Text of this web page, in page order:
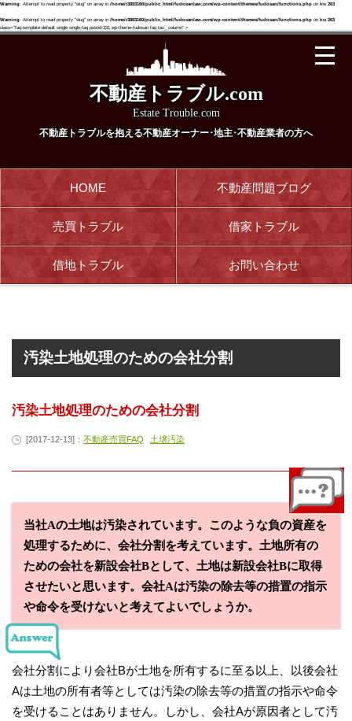
Warning: Attempt to read property "slug" on array in /home/r3893160/public_html/fudosanlaw.com/wp-content/themes/fudosan/functions.php on line 263
Warning: Attempt to read property "slug" on array in /home/r3893160/public_html/fudosanlaw.com/wp-content/themes/fudosan/functions.php on line 263
class="faq-template-default single single-faq postid-331 wp-theme-fudosan faq tax_ column" >
不動産トラブル.com
Estate Trouble.com
不動産トラブルを抱える不動産オーナー･地主･不動産業者の方へ
HOME 不動産問題ブログ
売買トラブル 借家トラブル
借地トラブル お問い合わせ
汚染土地処理のための会社分割
汚染土地処理のための会社分割
[2017-12-13]： 不動産売買FAQ 土壌汚染
当社Aの土地は汚染されています。このような負の資産を
処理するために、会社分割を考えています。土地所有の
ための会社を新設会社Bとして、土地は新設会社Bに取得
させたいと思います。会社Aは汚染の除去等の措置の指示
や命令を受けないと考えてよいでしょうか。
会社分割により会社Bが土地を所有するに至る以上、以後会社
Aは土地の所有者等としては汚染の除去等の措置の指示や命令
を受けることはありません。しかし、会社Aが原因者として汚